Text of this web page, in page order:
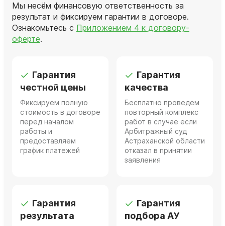
Мы несём финансовую ответственность за
результат и фиксируем гарантии в договоре.
Ознакомьтесь с Приложением 4 к договору-
оферте.
Гарантия
честной цены
Фиксируем полную
стоимость в договоре
перед началом
работы и
предоставляем
график платежей
Гарантия
качества
Бесплатно проведем
повторный комплекс
работ в случае если
Арбитражный суд
Астраханской области
отказал в принятии
заявления
Гарантия
результата
Гарантия
подбора АУ